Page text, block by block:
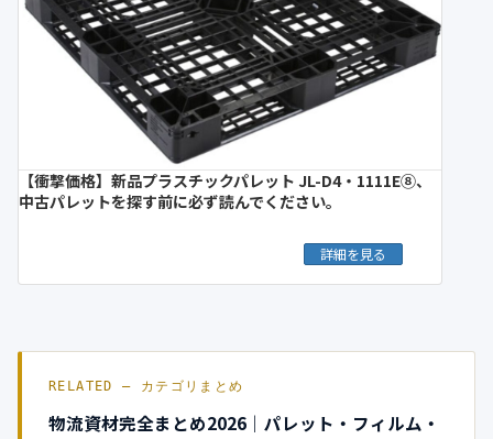
【衝撃価格】新品プラスチックパレット JL-D4・1111E⑧、
中古パレットを探す前に必ず読んでください。
詳細を見る
RELATED — カテゴリまとめ
物流資材完全まとめ2026｜パレット・フィルム・